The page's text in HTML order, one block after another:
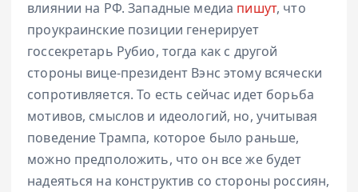
влиянии на РФ. Западные медиа пишут, что
проукраинские позиции генерирует
госсекретарь Рубио, тогда как с другой
стороны вице-президент Вэнс этому всячески
сопротивляется. То есть сейчас идет борьба
мотивов, смыслов и идеологий, но, учитывая
поведение Трампа, которое было раньше,
можно предположить, что он все же будет
надеяться на конструктив со стороны россиян,